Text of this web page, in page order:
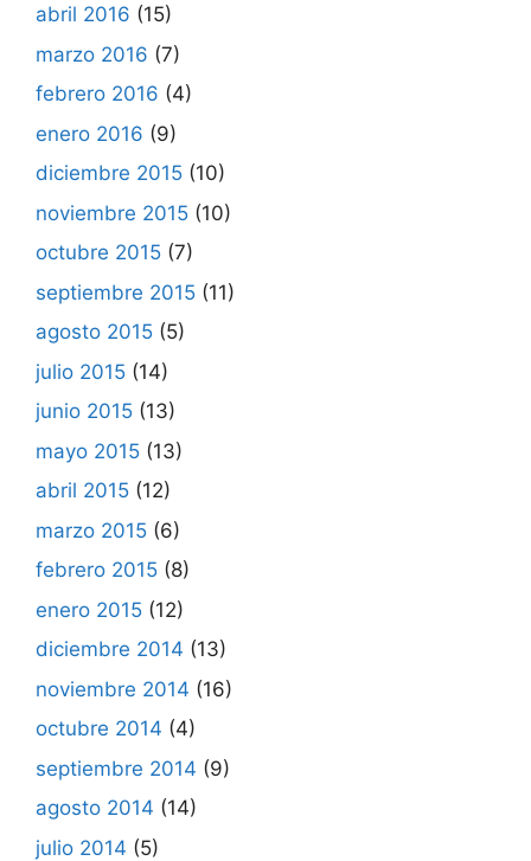
abril 2016 (15)
marzo 2016 (7)
febrero 2016 (4)
enero 2016 (9)
diciembre 2015 (10)
noviembre 2015 (10)
octubre 2015 (7)
septiembre 2015 (11)
agosto 2015 (5)
julio 2015 (14)
junio 2015 (13)
mayo 2015 (13)
abril 2015 (12)
marzo 2015 (6)
febrero 2015 (8)
enero 2015 (12)
diciembre 2014 (13)
noviembre 2014 (16)
octubre 2014 (4)
septiembre 2014 (9)
agosto 2014 (14)
julio 2014 (5)